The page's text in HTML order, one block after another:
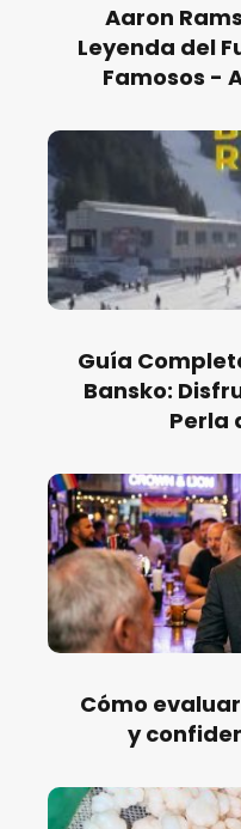
Aaron
Leyenda del
Famosos -
Guía
Bansko:
Perla
Cómo
y